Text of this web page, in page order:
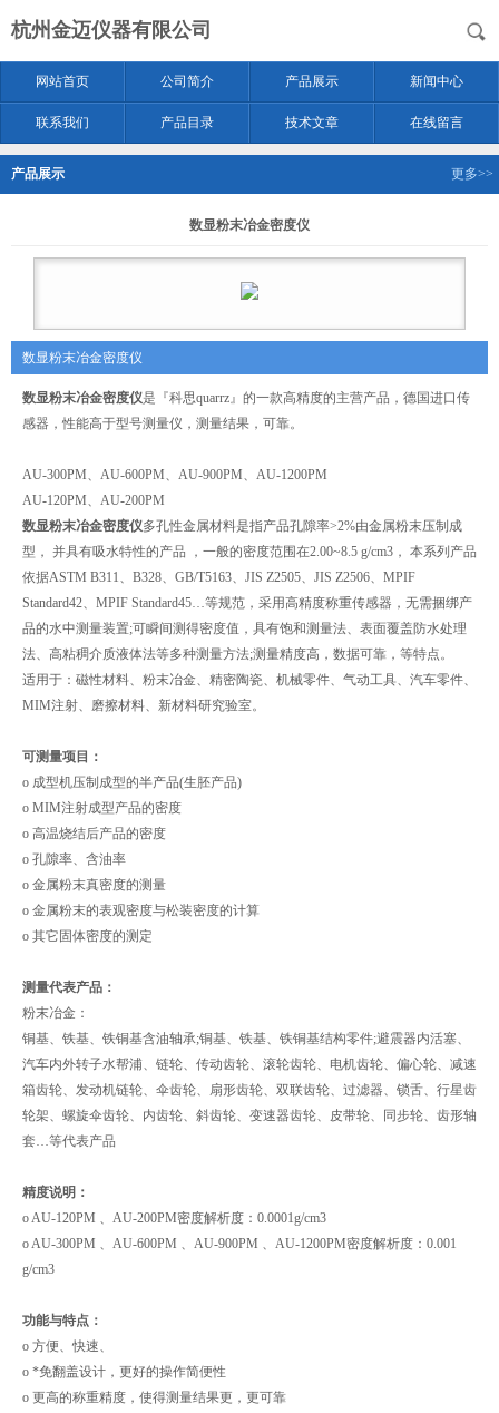
杭州金迈仪器有限公司
网站首页 公司简介 产品展示 新闻中心
联系我们 产品目录 技术文章 在线留言
产品展示 更多>>
数显粉末冶金密度仪
数显粉末冶金密度仪
数显粉末冶金密度仪是『科思quarrz』的一款高精度的主营产品，德国进口传
感器，性能高于型号测量仪，测量结果，可靠。
AU-300PM、AU-600PM、AU-900PM、AU-1200PM
AU-120PM、AU-200PM
数显粉末冶金密度仪多孔性金属材料是指产品孔隙率>2%由金属粉末压制成
型， 并具有吸水特性的产品 ，一般的密度范围在2.00~8.5 g/cm3， 本系列产品
依据ASTM B311、B328、GB/T5163、JIS Z2505、JIS Z2506、MPIF
Standard42、MPIF Standard45…等规范，采用高精度称重传感器，无需捆绑产
品的水中测量装置;可瞬间测得密度值，具有饱和测量法、表面覆盖防水处理
法、高粘稠介质液体法等多种测量方法;测量精度高，数据可靠，等特点。
适用于：磁性材料、粉末冶金、精密陶瓷、机械零件、气动工具、汽车零件、
MIM注射、磨擦材料、新材料研究验室。
可测量项目：
o 成型机压制成型的半产品(生胚产品)
o MIM注射成型产品的密度
o 高温烧结后产品的密度
o 孔隙率、含油率
o 金属粉末真密度的测量
o 金属粉末的表观密度与松装密度的计算
o 其它固体密度的测定
测量代表产品：
粉末冶金：
铜基、铁基、铁铜基含油轴承;铜基、铁基、铁铜基结构零件;避震器内活塞、
汽车内外转子水帮浦、链轮、传动齿轮、滚轮齿轮、电机齿轮、偏心轮、减速
箱齿轮、发动机链轮、伞齿轮、扇形齿轮、双联齿轮、过滤器、锁舌、行星齿
轮架、螺旋伞齿轮、内齿轮、斜齿轮、变速器齿轮、皮带轮、同步轮、齿形轴
套…等代表产品
精度说明：
o AU-120PM 、AU-200PM密度解析度：0.0001g/cm3
o AU-300PM 、AU-600PM 、AU-900PM 、AU-1200PM密度解析度：0.001
g/cm3
功能与特点：
o 方便、快速、
o *免翻盖设计，更好的操作简便性
o 更高的称重精度，使得测量结果更，更可靠